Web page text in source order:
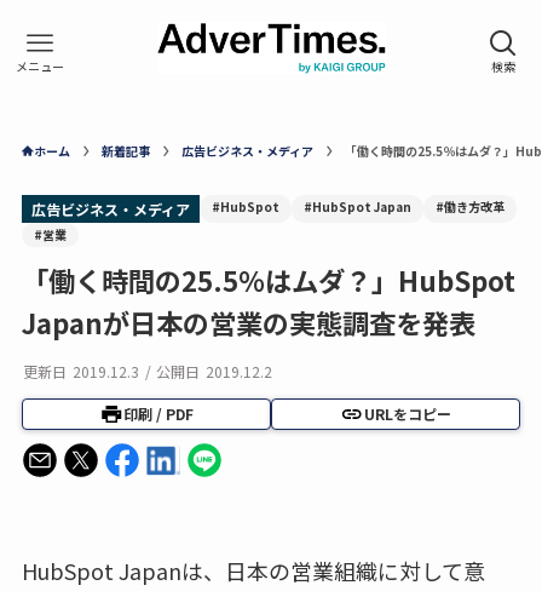
ホーム 新着記事 広告ビジネス・メディア 「働く時間の25.5％はムダ？」
広告ビジネス・メディア #HubSpot #HubSpot Japan
#働き方改革
#営業
「働く時間の25.5％はムダ？」HubSpot
Japanが日本の営業の実態調査を発表
更新日 2019.12.3 / 公開日 2019.12.2
印刷 / PDF URLをコピー
HubSpot Japanは、日本の営業組織に対して意